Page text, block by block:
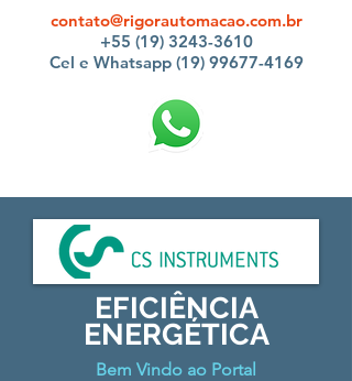
contato@rigorautomacao.com.br
+55 (19) 3243-3610
Cel e Whatsapp (19) 99677-4169
EFICIÊNCIA
ENERGÉTICA
Bem Vindo ao Portal